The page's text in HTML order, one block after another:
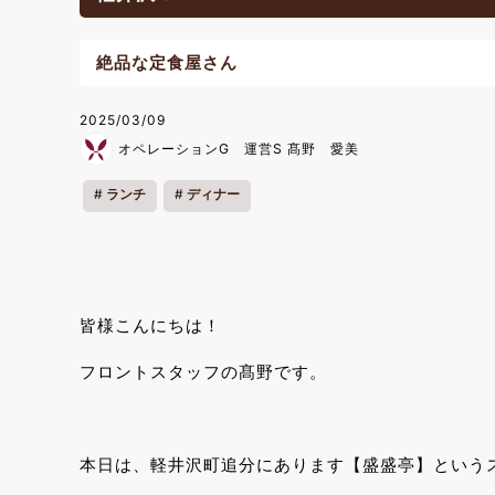
絶品な定食屋さん
2025/03/09
オペレーションG 運営S 髙野 愛美
ランチ ディナー
皆様こんにちは！
フロントスタッフの髙野です。
本日は、軽井沢町追分にあります【盛盛亭】とい